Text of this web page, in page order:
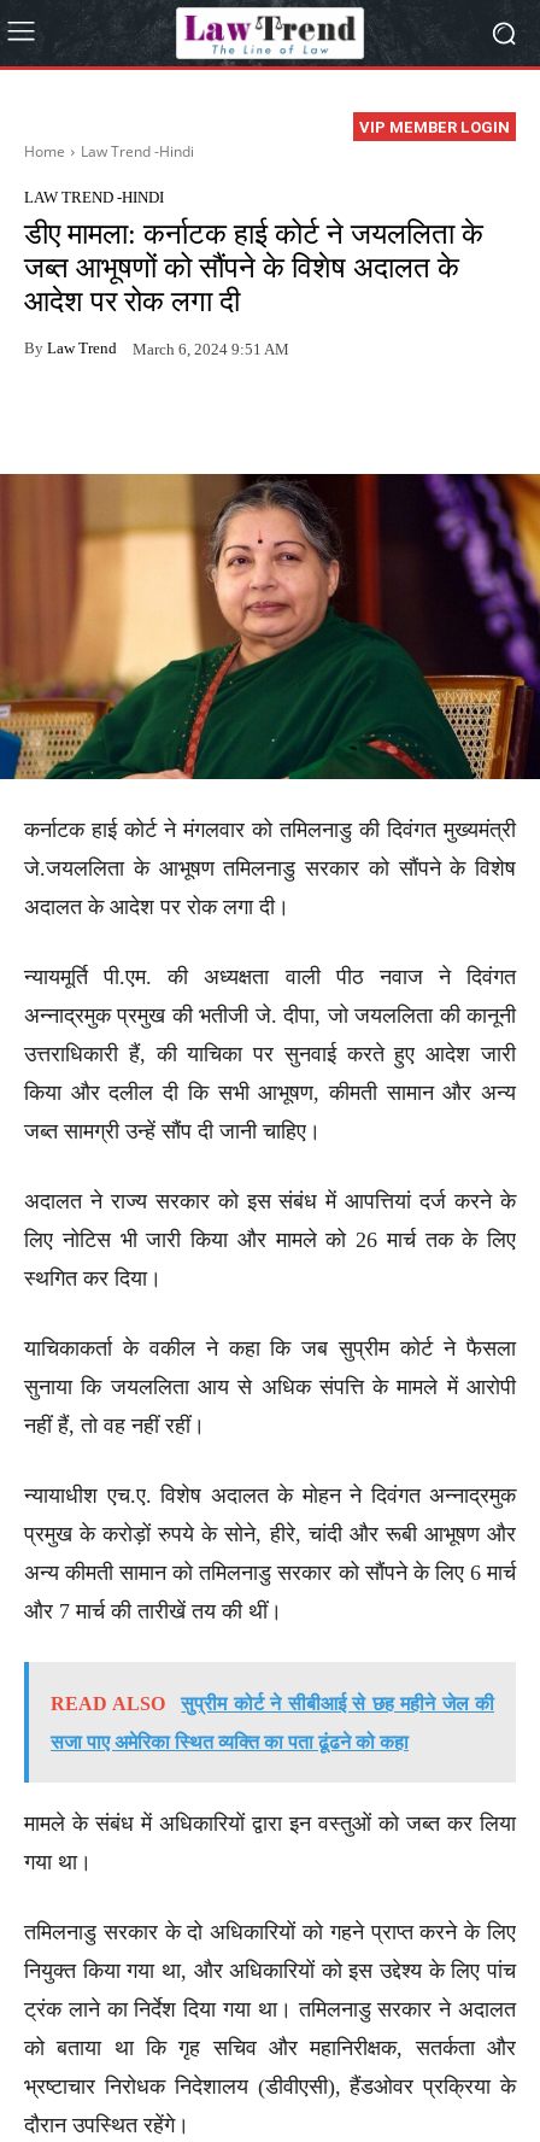
VIP MEMBER LOGIN
Home Law Trend -Hindi
LAW TREND -HINDI
डीए मामला: कर्नाटक हाई कोर्ट ने जयललिता के
जब्त आभूषणों को सौंपने के विशेष अदालत के
आदेश पर रोक लगा दी
By Law Trend March 6, 2024 9:51 AM
कर्नाटक हाई कोर्ट ने मंगलवार को तमिलनाडु की दिवंगत मुख्यमंत्री
जे.जयललिता के आभूषण तमिलनाडु सरकार को सौंपने के विशेष
अदालत के आदेश पर रोक लगा दी।
न्यायमूर्ति पी.एम. की अध्यक्षता वाली पीठ नवाज ने दिवंगत
अन्नाद्रमुक प्रमुख की भतीजी जे. दीपा, जो जयललिता की कानूनी
उत्तराधिकारी हैं, की याचिका पर सुनवाई करते हुए आदेश जारी
किया और दलील दी कि सभी आभूषण, कीमती सामान और अन्य
जब्त सामग्री उन्हें सौंप दी जानी चाहिए।
अदालत ने राज्य सरकार को इस संबंध में आपत्तियां दर्ज करने के
लिए नोटिस भी जारी किया और मामले को 26 मार्च तक के लिए
स्थगित कर दिया।
याचिकाकर्ता के वकील ने कहा कि जब सुप्रीम कोर्ट ने फैसला
सुनाया कि जयललिता आय से अधिक संपत्ति के मामले में आरोपी
नहीं हैं, तो वह नहीं रहीं।
न्यायाधीश एच.ए. विशेष अदालत के मोहन ने दिवंगत अन्नाद्रमुक
प्रमुख के करोड़ों रुपये के सोने, हीरे, चांदी और रूबी आभूषण और
अन्य कीमती सामान को तमिलनाडु सरकार को सौंपने के लिए 6 मार्च
और 7 मार्च की तारीखें तय की थीं।
READ ALSO
सुप्रीम कोर्ट ने सीबीआई से छह महीने जेल की
सजा पाए अमेरिका स्थित व्यक्ति का पता ढूंढने को कहा
मामले के संबंध में अधिकारियों द्वारा इन वस्तुओं को जब्त कर लिया
गया था।
तमिलनाडु सरकार के दो अधिकारियों को गहने प्राप्त करने के लिए
नियुक्त किया गया था, और अधिकारियों को इस उद्देश्य के लिए पांच
ट्रंक लाने का निर्देश दिया गया था। तमिलनाडु सरकार ने अदालत
को बताया था कि गृह सचिव और महानिरीक्षक, सतर्कता और
भ्रष्टाचार निरोधक निदेशालय (डीवीएसी), हैंडओवर प्रक्रिया के
दौरान उपस्थित रहेंगे।